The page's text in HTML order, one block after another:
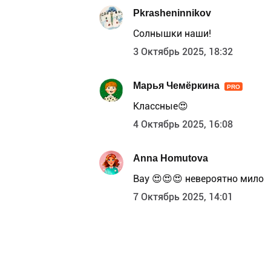
Pkrasheninnikov
Солнышки наши!
3 Октябрь 2025, 18:32
Марья Чемёркина PRO
Классные😍
4 Октябрь 2025, 16:08
Anna Homutova
Вау 😍😍😍 невероятно мило
7 Октябрь 2025, 14:01